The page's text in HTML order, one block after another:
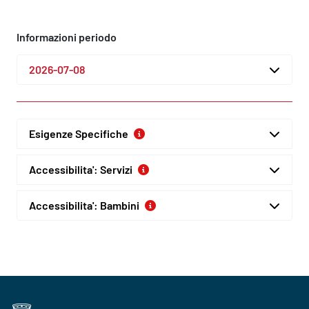
Informazioni periodo
2026-07-08
Esigenze Specifiche
Accessibilita': Servizi
Accessibilita': Bambini